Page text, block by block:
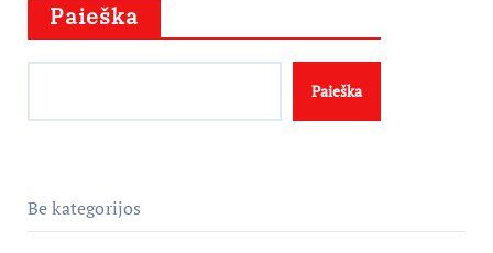
Paieška
Paieška
Be kategorijos